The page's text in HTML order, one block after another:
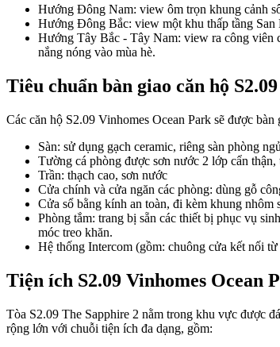
Hướng Đông Nam: view ôm trọn khung cảnh
Hướng Đông Bắc: view một khu thấp tầng
Hướng Tây Bắc - Tây Nam: view ra công viên
nắng nóng vào mùa hè.
Tiêu chuẩn bàn giao căn hộ
Các căn hộ S2.09 Vinhomes Ocean Park sẽ được
Sàn: sử dụng gạch ceramic, riêng sàn phòng
Tường cá phòng được sơn nước 2 lớp cẩn
Trần: thạch cao, sơn nước
Cửa chính và cửa ngăn các phòng: dùng gỗ
Cửa sổ bằng kính an toàn, đi kèm khung nhôm
Phòng tắm: trang bị sẵn các thiết bị phục vụ
móc treo khăn.
Hệ thống Intercom (gồm: chuông cửa kết nối
Tiện ích S2.09 Vinhomes Ocean
Tòa S2.09 The Sapphire 2 nằm trong khu vực được
rộng lớn với chuỗi tiện ích đa dạng, gồm: